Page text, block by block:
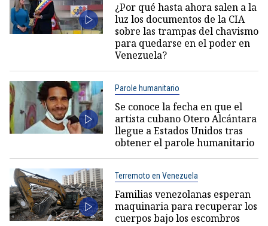
¿Por qué hasta ahora salen a la
luz los documentos de la CIA
sobre las trampas del chavismo
para quedarse en el poder en
Venezuela?
Parole humanitario
Se conoce la fecha en que el
artista cubano Otero Alcántara
llegue a Estados Unidos tras
obtener el parole humanitario
Terremoto en Venezuela
Familias venezolanas esperan
maquinaria para recuperar los
cuerpos bajo los escombros